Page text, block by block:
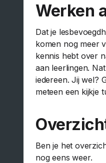
Werken
Dat je
komen nog meer
kennis hebt over
aan leerlingen.
iedereen. Jij wel?
meteen een kijkje
Ben je het
nog eens weer.